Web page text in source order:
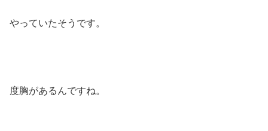
やっていたそうです。
度胸があるんですね。